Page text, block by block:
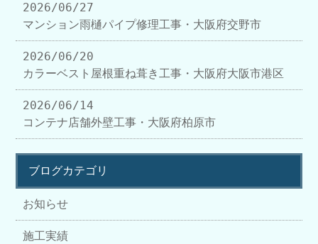
2026/06/27
マンション雨樋パイプ修理工事・大阪府交野市
2026/06/20
カラーベスト屋根重ね葺き工事・大阪府大阪市港区
2026/06/14
コンテナ店舗外壁工事・大阪府柏原市
ブログカテゴリ
お知らせ
施工実績